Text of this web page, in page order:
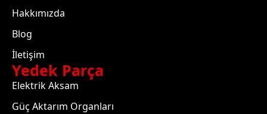
Hakkımızda
Blog
İletişim
Yedek Parça
Elektrik Aksam
Güç Aktarım Organları